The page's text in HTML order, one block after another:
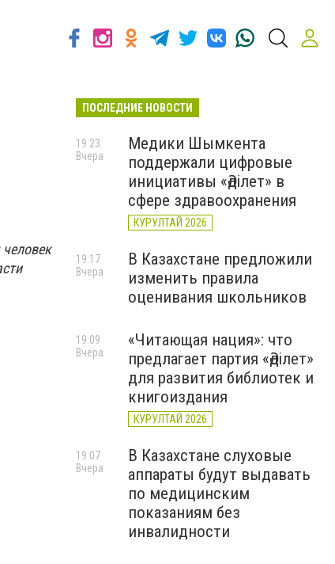
ПОСЛЕДНИЕ НОВОСТИ
Медики Шымкента
поддержали цифровые
инициативы «Әділет» в
сфере здравоохранения
КУРУЛТАЙ 2026
19:23
Вчера
В Казахстане предложили
изменить правила
оценивания школьников
19:17
Вчера
«Читающая нация»: что
предлагает партия «Әділет»
для развития библиотек и
книгоиздания
КУРУЛТАЙ 2026
19:09
Вчера
В Казахстане слуховые
аппараты будут выдавать
по медицинским
показаниям без
инвалидности
19:07
Вчера